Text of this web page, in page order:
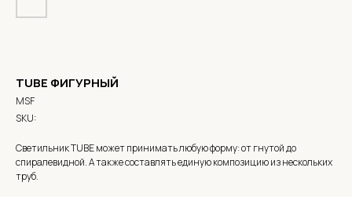
TUBE ФИГУРНЫЙ
MSF
SKU:
Светильник TUBE может принимать любую форму: от гнутой до
спиралевидной. А также составлять единую композицию из нескольких
труб.